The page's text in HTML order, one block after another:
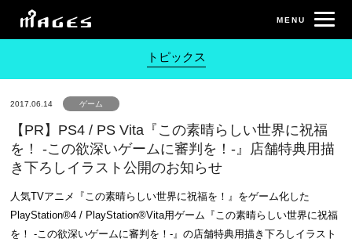
トピックス
2017.06.14 ゲーム
【PR】PS4 / PS Vita『この素晴らしい世界に祝福
を！ -この欲深いゲームに審判を！-』店舗特典用描
き下ろしイラスト公開のお知らせ
人気TVアニメ『この素晴らしい世界に祝福を！』をゲーム化した
PlayStation®4 / PlayStation®Vita用ゲーム『この素晴らしい世界に祝福
を！ -この欲深いゲームに審判を！-』の店舗特典用描き下ろしイラスト